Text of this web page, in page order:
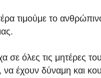
τιμούμε το
σε όλες τις μητέρες
να έχουν δύναμη και